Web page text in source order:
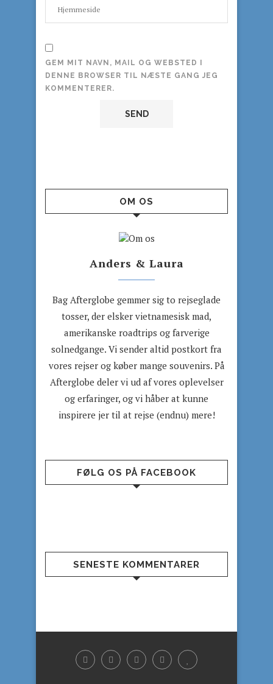
GEM MIT NAVN, MAIL OG WEBSTED I
DENNE BROWSER TIL NÆSTE GANG JEG
KOMMENTERER.
OM OS
Anders & Laura
Bag Afterglobe gemmer sig to rejseglade
tosser, der elsker vietnamesisk mad,
amerikanske roadtrips og farverige
solnedgange. Vi sender altid postkort fra
vores rejser og køber mange souvenirs. På
Afterglobe deler vi ud af vores oplevelser
og erfaringer, og vi håber at kunne
inspirere jer til at rejse (endnu) mere!
FØLG OS PÅ FACEBOOK
SENESTE KOMMENTARER